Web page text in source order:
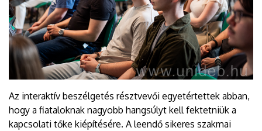
Az interaktív beszélgetés résztvevői egyetértettek abban,
hogy a fiataloknak nagyobb hangsúlyt kell fektetniük a
kapcsolati tőke kiépítésére. A leendő sikeres szakmai